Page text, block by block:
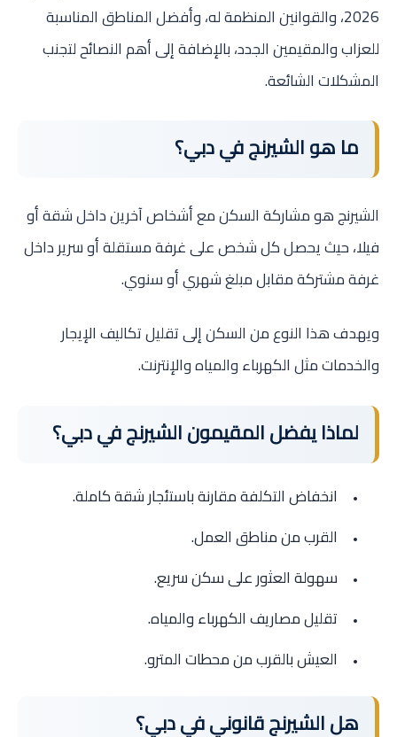
2026، والقوانين المنظمة له، وأفضل المناطق المناسبة
للعزاب والمقيمين الجدد، بالإضافة إلى أهم النصائح لتجنب
المشكلات الشائعة.
ما هو الشيرنج في دبي؟
الشيرنج هو مشاركة السكن مع أشخاص آخرين داخل شقة أو
فيلا، حيث يحصل كل شخص على غرفة مستقلة أو سرير داخل
غرفة مشتركة مقابل مبلغ شهري أو سنوي.
ويهدف هذا النوع من السكن إلى تقليل تكاليف الإيجار
والخدمات مثل الكهرباء والمياه والإنترنت.
لماذا يفضل المقيمون الشيرنج في دبي؟
انخفاض التكلفة مقارنة باستئجار شقة كاملة.
القرب من مناطق العمل.
سهولة العثور على سكن سريع.
تقليل مصاريف الكهرباء والمياه.
العيش بالقرب من محطات المترو.
هل الشيرنج قانوني في دبي؟